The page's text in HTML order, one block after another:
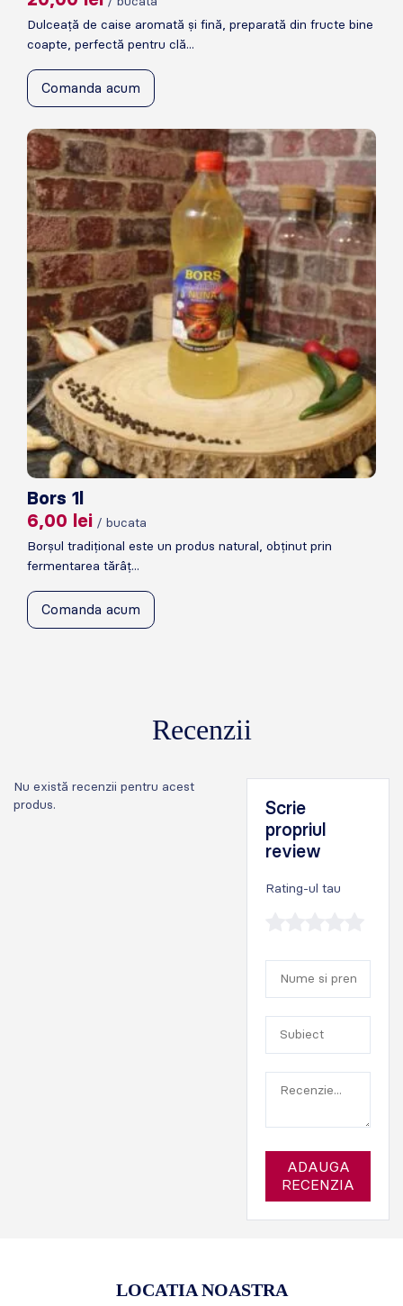
Dulceață de caise aromată și fină, preparată din fructe bine
coapte, perfectă pentru clă...
Comanda acum
Bors 1l
6,00 lei / bucata
Borșul tradițional este un produs natural, obținut prin
fermentarea tărâț...
Comanda acum
Recenzii
Nu există recenzii pentru acest
produs.
Scrie
propriul
review
Rating-ul tau
ADAUGA
RECENZIA
LOCATIA NOASTRA